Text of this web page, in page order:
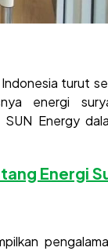
turut
energi
Energy
Energi